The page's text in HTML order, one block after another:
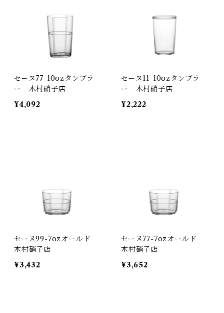
セーヌ77-10ozタンブラ
ー 木村硝子店
¥4,092
セーヌ11-10ozタンブラ
ー 木村硝子店
¥2,222
セーヌ99-7ozオールド
木村硝子店
¥3,432
セーヌ77-7ozオールド
木村硝子店
¥3,652